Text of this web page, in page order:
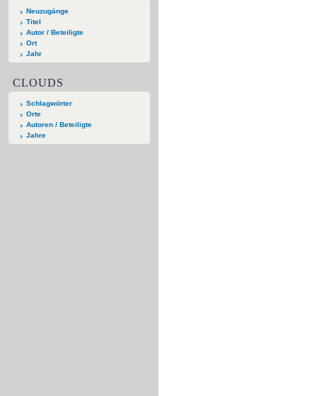
Neuzugänge
Titel
Autor / Beteiligte
Ort
Jahr
CLOUDS
Schlagwörter
Orte
Autoren / Beteiligte
Jahre